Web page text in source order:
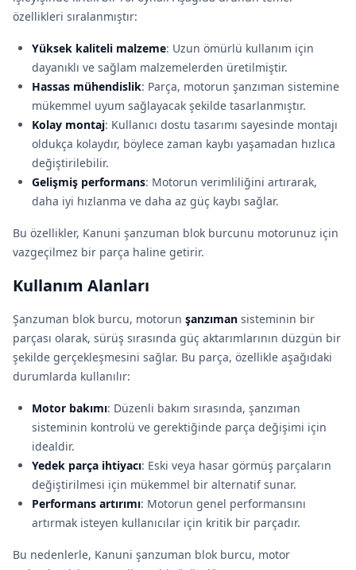
özellikleri sıralanmıştır:
Yüksek kaliteli malzeme: Uzun ömürlü kullanım için
dayanıklı ve sağlam malzemelerden üretilmiştir.
Hassas mühendislik: Parça, motorun şanzıman sistemine
mükemmel uyum sağlayacak şekilde tasarlanmıştır.
Kolay montaj: Kullanıcı dostu tasarımı sayesinde montajı
oldukça kolaydır, böylece zaman kaybı yaşamadan hızlıca
değiştirilebilir.
Gelişmiş performans: Motorun verimliliğini artırarak,
daha iyi hızlanma ve daha az güç kaybı sağlar.
Bu özellikler, Kanuni şanzuman blok burcunu motorunuz için
vazgeçilmez bir parça haline getirir.
Kullanım Alanları
Şanzuman blok burcu, motorun şanzıman sisteminin bir
parçası olarak, sürüş sırasında güç aktarımlarının düzgün bir
şekilde gerçekleşmesini sağlar. Bu parça, özellikle aşağıdaki
durumlarda kullanılır:
Motor bakımı: Düzenli bakım sırasında, şanzıman
sisteminin kontrolü ve gerektiğinde parça değişimi için
idealdir.
Yedek parça ihtiyacı: Eski veya hasar görmüş parçaların
değiştirilmesi için mükemmel bir alternatif sunar.
Performans artırımı: Motorun genel performansını
artırmak isteyen kullanıcılar için kritik bir parçadır.
Bu nedenlerle, Kanuni şanzuman blok burcu, motor